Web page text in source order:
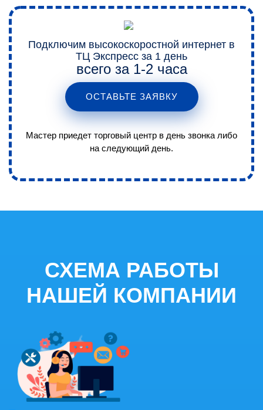
Подключим высокоскоростной интернет в
ТЦ Экспресс за 1 день
всего за 1-2 часа
ОСТАВЬТЕ ЗАЯВКУ
Мастер приедет торговый центр в день звонка либо
на следующий день.
СХЕМА РАБОТЫ
НАШЕЙ КОМПАНИИ